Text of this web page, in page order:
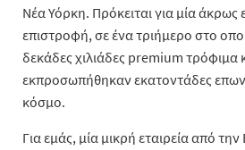
Νέα Υόρκη. Πρόκειται για μία άκρως
επιστροφή, σε ένα τριήμερο στο
δεκάδες χιλιάδες premium τρόφιμα
εκπροσωπήθηκαν εκατοντάδες
κόσμο.
Για εμάς, μία μικρή εταιρεία από